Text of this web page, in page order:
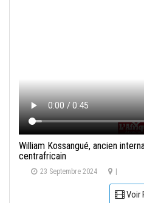
William Kossangué, ancien
centrafricain
23 Septembre 2024 |
Voir